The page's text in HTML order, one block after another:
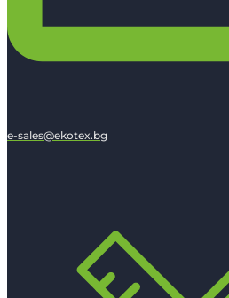
e-sales@ekotex.bg